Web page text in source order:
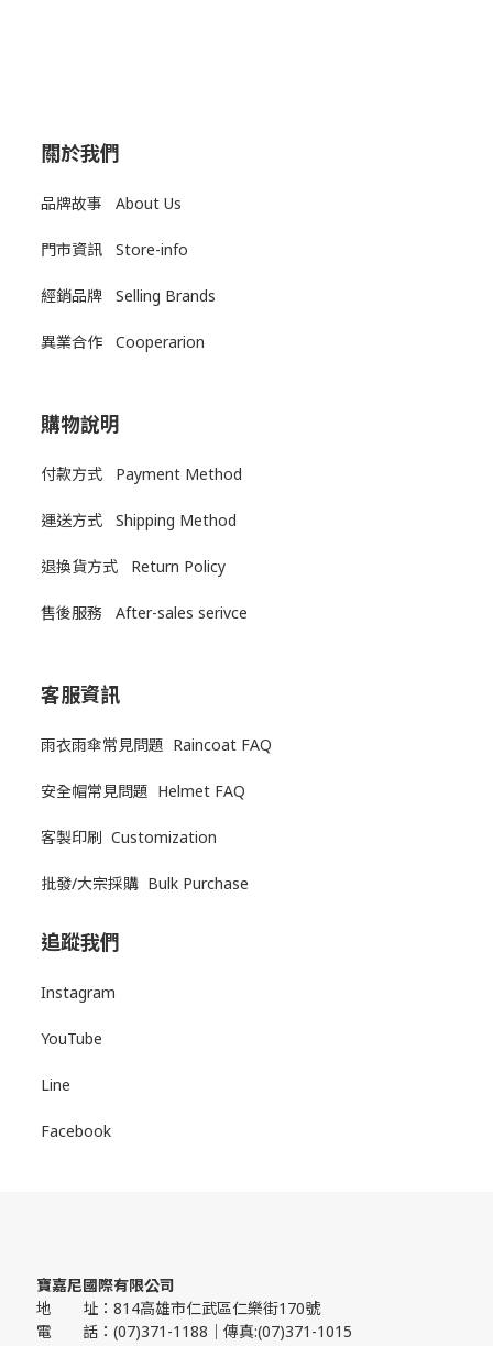
關於我們
品牌故事 About Us
門市資訊 Store-info
經銷品牌 Selling Brands
異業合作 Cooperarion
購物說明
付款方式 Payment Method
運送方式 Shipping Method
退換貨方式 Return Policy
售後服務 After-sales serivce
客服資訊
雨衣雨傘常見問題 Raincoat FAQ
安全帽常見問題 Helmet FAQ
客製印刷 Customization
批發/大宗採購 Bulk Purchase
追蹤我們
Instagram
YouTube
Line
Facebook
寶嘉尼國際有限公司
地 址：814高雄市仁武區仁樂街170號
電 話：(07)371-1188｜傳真:(07)371-1015